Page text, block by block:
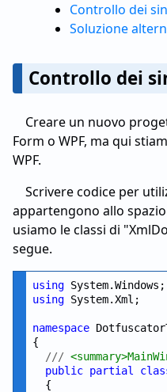
Controllo dei
Soluzione
Controllo dei
Creare un nuovo
Form o WPF, ma qui
WPF.
Scrivere codice per
appartengono allo
usiamo le classi di
segue.
using
using System.Xml;
namespace
{
///
public partial
  {